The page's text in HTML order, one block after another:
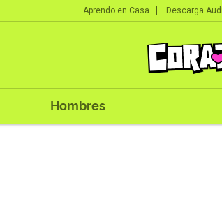
Aprendo en Casa Descarga
Hombres